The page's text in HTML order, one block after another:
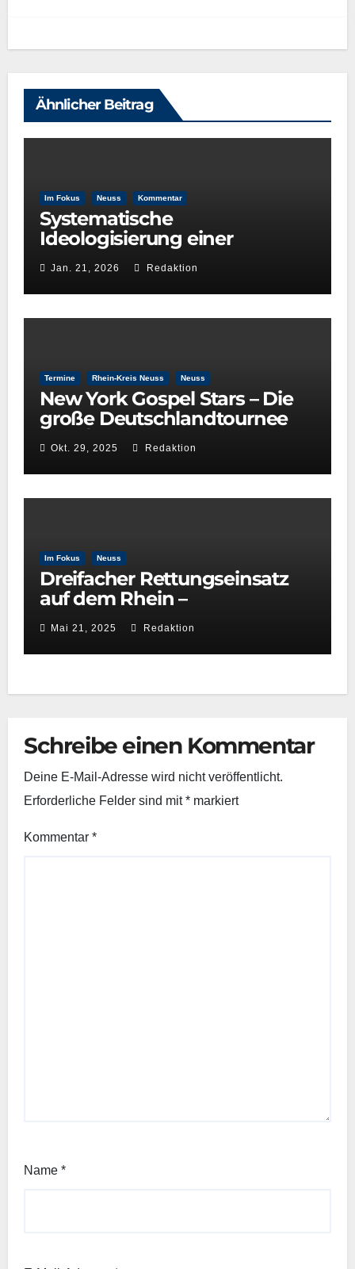
Ähnlicher Beitrag
Im Fokus Neuss Kommentar
Systematische
Ideologisierung einer
Kulturentscheidung: Die Rolle
der GRÜNEN im
Kulturausschuss
Jan. 21, 2026 Redaktion
Termine Rhein-Kreis Neuss Neuss
New York Gospel Stars – Die
große Deutschlandtournee
2025/26
Okt. 29, 2025 Redaktion
Im Fokus Neuss
Dreifacher Rettungseinsatz
auf dem Rhein –
Wasserwacht Neuss beweist
schnelle Reaktionsfähigkeit
Mai 21, 2025 Redaktion
Schreibe einen Kommentar
Deine E-Mail-Adresse wird nicht veröffentlicht.
Erforderliche Felder sind mit* markiert
Kommentar *
Name *